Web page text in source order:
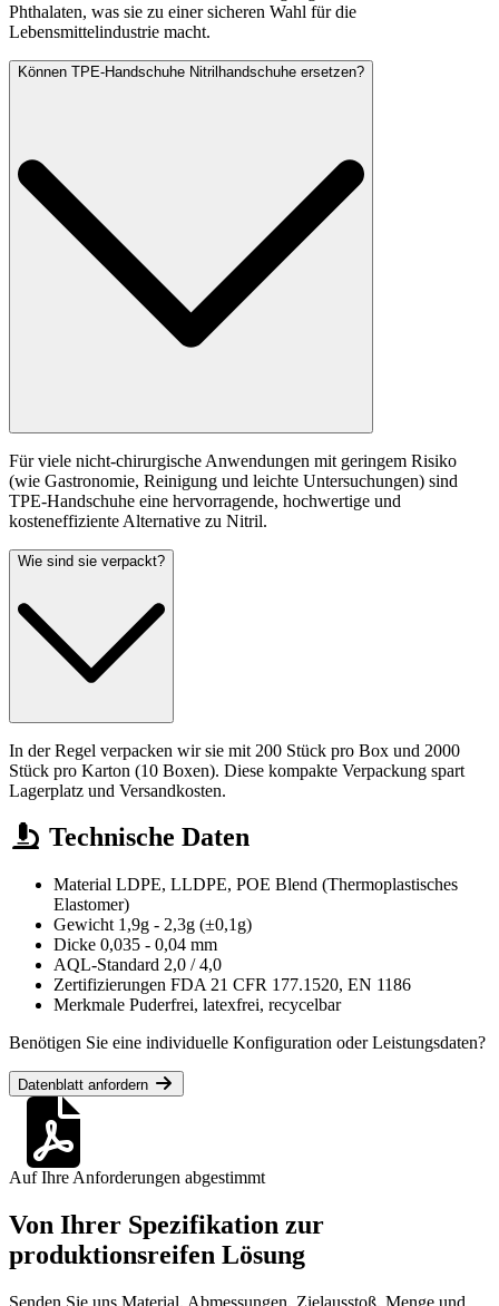
Phthalaten, was sie zu einer sicheren Wahl für die
Lebensmittelindustrie macht.
Können TPE-Handschuhe Nitrilhandschuhe ersetzen?
Für viele nicht-chirurgische Anwendungen mit geringem Risiko
(wie Gastronomie, Reinigung und leichte Untersuchungen) sind
TPE-Handschuhe eine hervorragende, hochwertige und
kosteneffiziente Alternative zu Nitril.
Wie sind sie verpackt?
In der Regel verpacken wir sie mit 200 Stück pro Box und 2000
Stück pro Karton (10 Boxen). Diese kompakte Verpackung spart
Lagerplatz und Versandkosten.
Technische Daten
Material LDPE, LLDPE, POE Blend (Thermoplastisches
Elastomer)
Gewicht 1,9g - 2,3g (±0,1g)
Dicke 0,035 - 0,04 mm
AQL-Standard 2,0 / 4,0
Zertifizierungen FDA 21 CFR 177.1520, EN 1186
Merkmale Puderfrei, latexfrei, recycelbar
Benötigen Sie eine individuelle Konfiguration oder Leistungsdaten?
Datenblatt anfordern
Auf Ihre Anforderungen abgestimmt
Von Ihrer Spezifikation zur
produktionsreifen Lösung